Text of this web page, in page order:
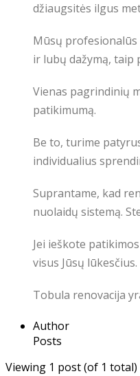
džiaugsitės ilgus
Mūsų
ir lubų dažymą, taip
Vienas pagrindinių
patikimumą.
Be to, turime
individualius
Suprantame, kad
nuolaidų sistemą.
Jei ieškote
visus Jūsų lūkesčius.
Tobula renovacija
Author
Posts
Viewing 1 post (of 1 total)